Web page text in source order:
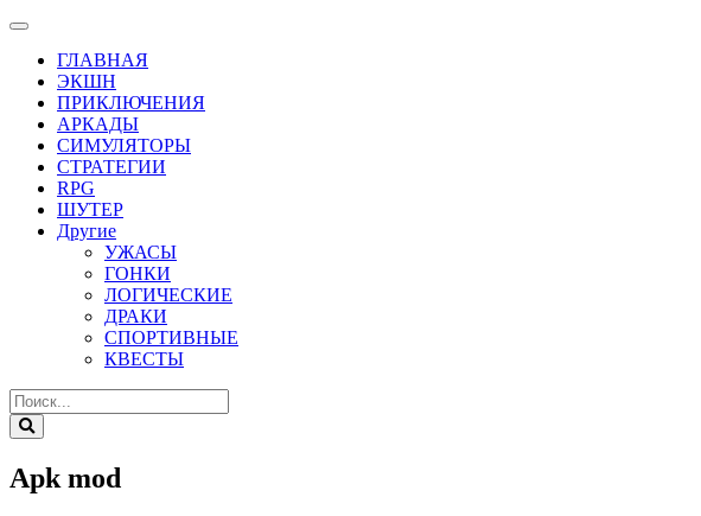
ГЛАВНАЯ
ЭКШН
ПРИКЛЮЧЕНИЯ
АРКАДЫ
СИМУЛЯТОРЫ
СТРАТЕГИИ
RPG
ШУТЕР
Другие
УЖАСЫ
ГОНКИ
ЛОГИЧЕСКИЕ
ДРАКИ
СПОРТИВНЫЕ
КВЕСТЫ
Apk mod